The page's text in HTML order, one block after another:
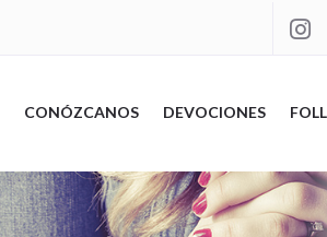

CONÓZCANOS DEVOCIONES